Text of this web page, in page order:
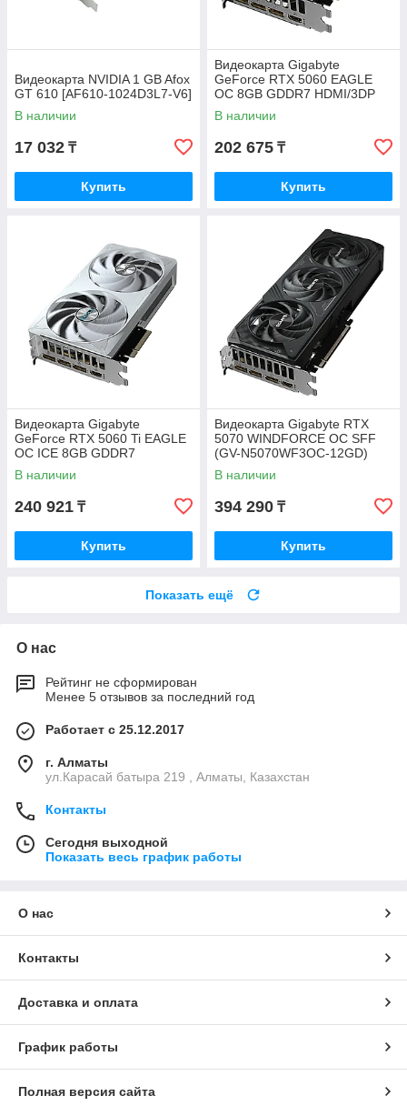
Видеокарта NVIDIA 1 GB Afox
GT 610 [AF610-1024D3L7-V6]
В наличии
17 032 ₸
Купить
Видеокарта Gigabyte
GeForce RTX 5060 EAGLE
OC 8GB GDDR7 HDMI/3DP
(GV-N5060EAGLE OC-8GD)
В наличии
202 675 ₸
Купить
Видеокарта Gigabyte
GeForce RTX 5060 Ti EAGLE
OC ICE 8GB GDDR7
HDMI/3DP (GV-
N506TEAGLEOC ICE-8GD)
В наличии
240 921 ₸
Купить
Видеокарта Gigabyte RTX
5070 WINDFORСE OC SFF
(GV-N5070WF3OC-12GD)
В наличии
394 290 ₸
Купить
Показать ещё
О нас
Рейтинг не сформирован
Менее 5 отзывов за последний год
Работает с 25.12.2017
г. Алматы
ул.Карасай батыра 219 , Алматы, Казахстан
Контакты
Сегодня выходной
Показать весь график работы
О нас
Контакты
Доставка и оплата
График работы
Полная версия сайта